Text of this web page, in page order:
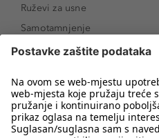
Ruževi za usne
Samotamnjenje
Puderi
Proizvodi za obrve
Sunce i zaštita
Serumi za lice